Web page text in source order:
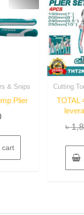
& Snips
Plier
cart
Cutting
TOTAL
৳